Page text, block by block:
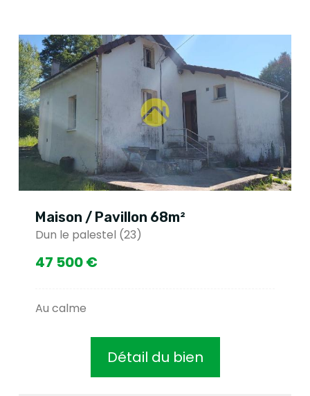
Maison / Pavillon 68m²
Dun le palestel (23)
47 500 €
Au calme
Détail du bien